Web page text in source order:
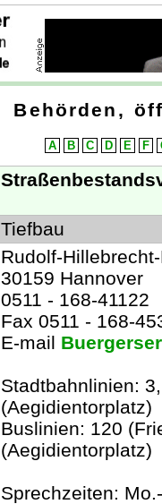
Behörden,
A B C D E F
Tiefbau
Rudolf-
30159 Hannover
0511 - 168-41122
Fax 0511 - 168-
E-mail
Stadtbahnlinien:
(Aegidientorplatz)
Buslinien: 120
(Aegidientorplatz)
Sprechzeiten: